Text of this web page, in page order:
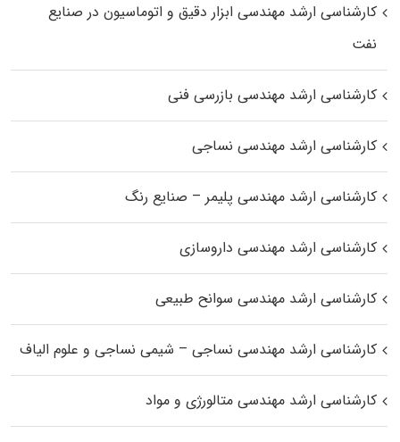
کارشناسی ارشد مهندسی ابزار دقیق و اتوماسیون در صنایع
نفت
کارشناسی ارشد مهندسی بازرسی فنی
کارشناسی ارشد مهندسی نساجی
کارشناسی ارشد مهندسی پلیمر – صنایع رنگ
کارشناسی ارشد مهندسی داروسازی
کارشناسی ارشد مهندسی سوانح طبیعی
کارشناسی ارشد مهندسی نساجی – شیمی نساجی و علوم الیاف
کارشناسی ارشد مهندسی متالورژی و مواد